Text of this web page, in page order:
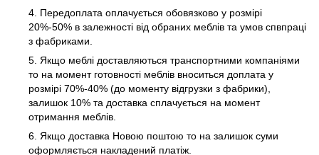
4. Передоплата оплачується обовязково у розмірі
20%-50% в залежності від обраних меблів та умов спвпраці
з фабриками.
5. Якщо меблі доставляються транспортними компаніями
то на момент готовності меблів вноситься доплата у
розмірі 70%-40% (до моменту відгрузки з фабрики),
залишок 10% та доставка сплачується на момент
отримання меблів.
6. Якщо доставка Новою поштою то на залишок суми
оформляється накладений платіж.